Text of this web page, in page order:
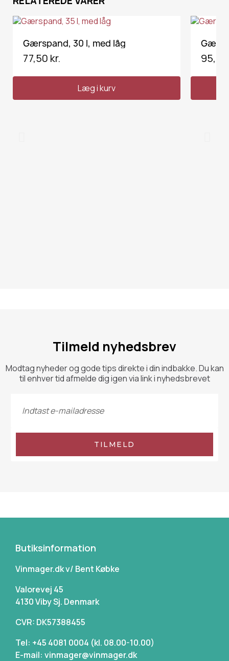
VIS HER
Gærspand, 30 l, med låg
77,50 kr.
Læg i kurv
Tilmeld nyhedsbrev
Modtag nyheder og gode tips direkte i din indbakke. Du kan
til enhver tid afmelde dig igen via link i nyhedsbrevet
TILMELD
Butiksinformation
Vinmager.dk v/ Bent Købke
Valorevej 45
4130 Viby Sj. Denmark
CVR: DK57388455
Tel: +45 4081 0004 (kl. 08.00-10.00)
E-mail: vinmager@vinmager.dk